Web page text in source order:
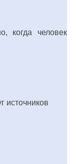
когда человек
источников